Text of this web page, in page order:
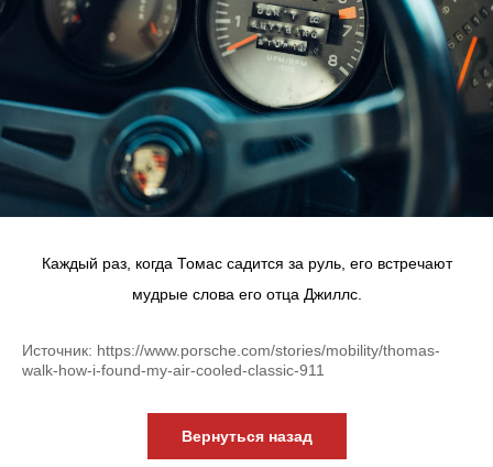
Каждый раз, когда Томас садится за руль, его встречают
мудрые слова его отца Джиллс.
Источник: https://www.porsche.com/stories/mobility/thomas-
walk-how-i-found-my-air-cooled-classic-911
Вернуться назад